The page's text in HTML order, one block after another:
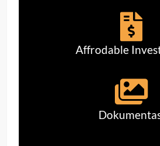
Affrodable